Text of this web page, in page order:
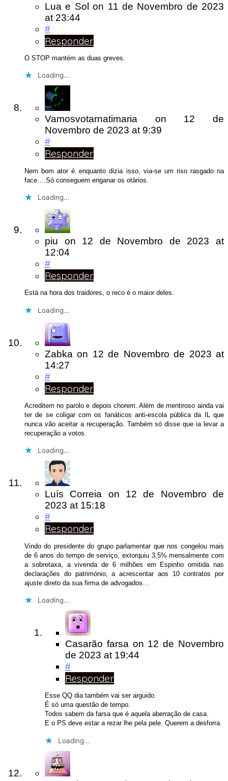
Lua e Sol on 11 de Novembro de 2023
at 23:44
#
Responder
O STOP mantém as duas greves.
Loading...
Vamosvotarnatimaria on 12 de
Novembro de 2023 at 9:39
#
Responder
Nem bom ator é..enquanto dizia isso, via-se um riso rasgado na
face….Só conseguem enganar os otários.
Loading...
piu on 12 de Novembro de 2023at
12:04
#
Responder
Está na hora dos traidores, o reco é o maior deles.
Loading...
Zabka on 12 de Novembro de 2023at
14:27
#
Responder
Acreditem no parolo e depois chorem. Além de mentiroso ainda vai
ter de se coligar com os fanáticos anti-escola pública da IL que
nunca vão aceitar a recuperação. Também só disse que ia levar a
recuperação a votos.
Loading...
Luís Correia on 12 de Novembro de
2023 at 15:18
#
Responder
Vindo do presidente do grupo parlamentar que nos congelou mais
de 6 anos do tempo de serviço, extorquiu 3,5% mensalmente com
a sobretaxa, a vivenda de 6 milhões em Espinho omitida nas
declarações do património, a acrescentar aos 10 contratos por
ajuste direto da sua firma de advogados…
Loading...
Casarão farsa on 12 de Novembro
de 2023 at 19:44
#
Responder
Esse QQ dia também vai ser arguido.
É só uma questão de tempo.
Todos sabem da farsa que é aquela aberração de casa.
E o PS deve estar a rezar lhe pela pele. Querem a desforra.
Loading...